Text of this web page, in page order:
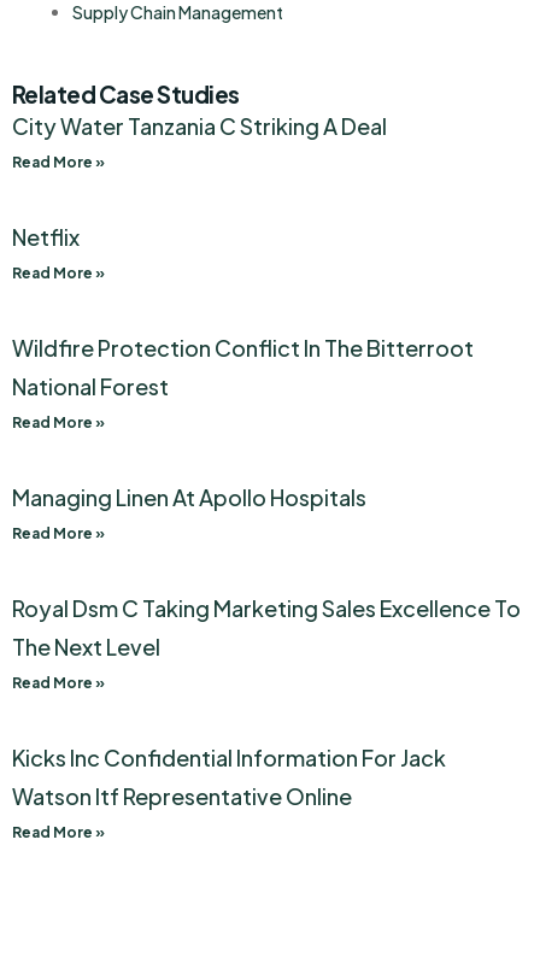
Supply Chain Management
Related Case Studies
City Water Tanzania C Striking A Deal
Read More »
Netflix
Read More »
Wildfire Protection Conflict In The Bitterroot
National Forest
Read More »
Managing Linen At Apollo Hospitals
Read More »
Royal Dsm C Taking Marketing Sales Excellence To
The Next Level
Read More »
Kicks Inc Confidential Information For Jack
Watson Itf Representative Online
Read More »